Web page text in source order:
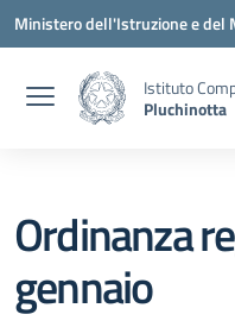
Vai ai contenuti
Vai al menu di navigazione
Vai al footer
Ministero dell'Istruzione e del
Istituto
Pluchinotta
Ordinanza
gennaio